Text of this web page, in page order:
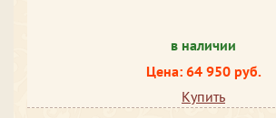
в наличии
Цена: 64 950 руб.
Купить